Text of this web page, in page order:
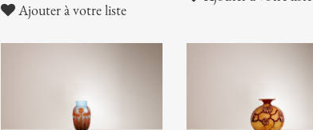
Ajouter à votre liste